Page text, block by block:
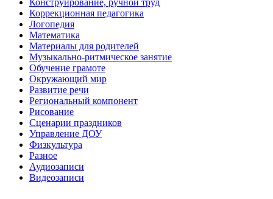
Коррекционная педагогика
Логопедия
Математика
Материалы для родителей
Музыкально-ритмическое занятие
Обучение грамоте
Окружающий мир
Развитие речи
Региональный компонент
Рисование
Сценарии праздников
Управление ДОУ
Физкультура
Разное
Аудиозаписи
Видеозаписи